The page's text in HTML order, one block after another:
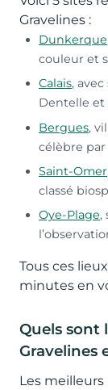
Gravelines :
Dunkerque
couleur et
Calais,
Dentelle et
Bergues,
célèbre par
Saint-Omer
classé
Oye-Plage,
Tous ces
minutes en
Quels sont
Gravelines
Les meilleurs